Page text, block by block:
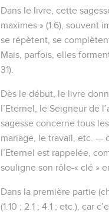
Dans le livre, cette
maximes » (1.6), souvent
se répètent, se
Mais, parfois, elles
31).
Dès le début, le livre
l’Eternel, le Seigneur de
sagesse concerne tous
mariage, le travail, etc. —
l’Eternel est rappelée,
souligne son rôle-« clé »
Dans la première partie
(1.10 ; 2.1 ; 4.1 ; etc.), car